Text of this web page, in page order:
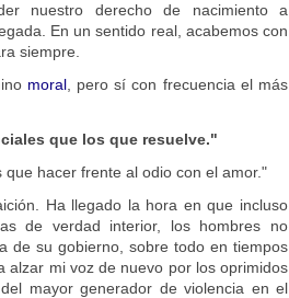
nuestro derecho de nacimiento a
En un sentido real, acabemos con
siempre.
moral, pero sí con frecuencia el más
que los que resuelve."
hacer frente al odio con el amor."
Ha llegado la hora en que incluso
de verdad interior, los hombres no
de su gobierno, sobre todo en tiempos
mi voz de nuevo por los oprimidos
mayor generador de violencia en el